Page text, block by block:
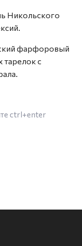
Никольского
фарфоровый
с
ctrl+enter